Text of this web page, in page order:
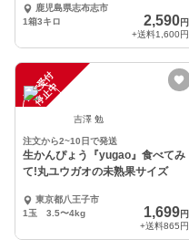
鹿児島県志布志市
1箱3キロ
2,590円
+送料1,600円
注
文
受
付
停
止
中
吉澤 勉
注文から2~10日で発送
生かんぴょう『yugao』食べてみ
て!丸ユウガオの未熟果サイズ
東京都八王子市
1玉 3.5〜4kg
1,699円
+送料865円